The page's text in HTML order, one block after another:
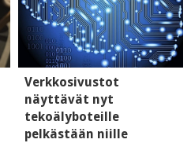
Verkkosivustot
näyttävät nyt
tekoälyboteille
pelkästään niille